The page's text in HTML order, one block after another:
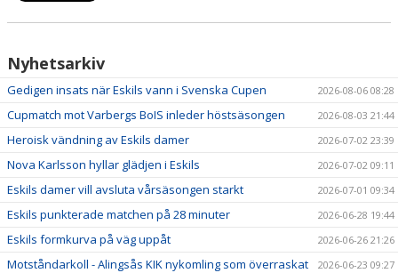
Nyhetsarkiv
Gedigen insats när Eskils vann i Svenska Cupen 2026-08-06 08:28
Cupmatch mot Varbergs BoIS inleder höstsäsongen 2026-08-03 21:44
Heroisk vändning av Eskils damer 2026-07-02 23:39
Nova Karlsson hyllar glädjen i Eskils 2026-07-02 09:11
Eskils damer vill avsluta vårsäsongen starkt 2026-07-01 09:34
Eskils punkterade matchen på 28 minuter 2026-06-28 19:44
Eskils formkurva på väg uppåt 2026-06-26 21:26
Motståndarkoll - Alingsås KIK nykomling som överraskat 2026-06-23 09:27